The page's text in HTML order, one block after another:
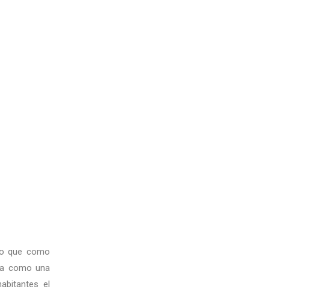
que como
como una
el